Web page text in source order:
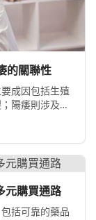
的關聯性
成因包括生殖
陽痿則涉及心
炎或精囊炎引
療並諮詢專業
元購買通路
括可靠的藥品